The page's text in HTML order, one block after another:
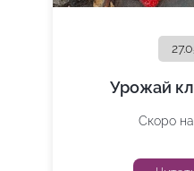
Урожай
Скоро